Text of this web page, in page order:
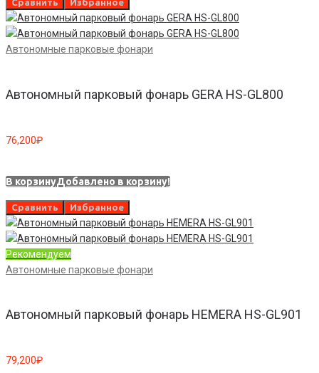
Сравнить Избранное
Автономные парковые фонари
Автономный парковый фонарь GERA HS-GL800
76,200₽
В корзинуДобавлено в корзину!
Сравнить Избранное
Рекомендуем
Автономные парковые фонари
Автономный парковый фонарь HEMERA HS-GL901
79,200₽